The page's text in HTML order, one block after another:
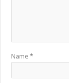
Name*